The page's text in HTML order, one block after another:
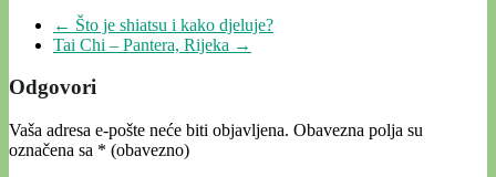
← Što je shiatsu i kako djeluje?
Tai Chi – Pantera, Rijeka →
Odgovori
Vaša adresa e-pošte neće biti objavljena. Obavezna polja su
označena sa * (obavezno)